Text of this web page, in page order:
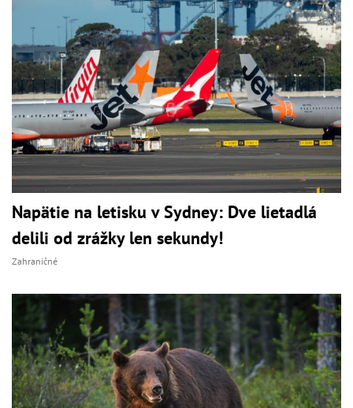
Napätie na letisku v Sydney: Dve lietadlá
delili od zrážky len sekundy!
Zahraničné